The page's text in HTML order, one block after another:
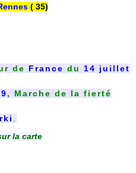
( 35)
de France du 14 juillet
, Marche de la fierté
.
la carte